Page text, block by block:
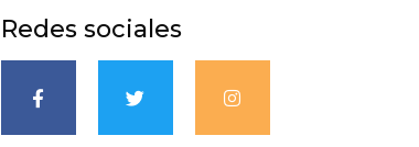
Redes sociales